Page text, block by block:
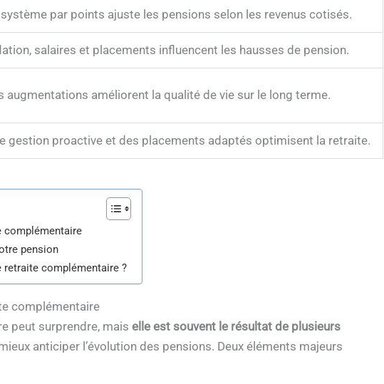
par points ajuste les pensions selon les revenus cotisés.
salaires et placements influencent les hausses de pension.
augmentations améliorent la qualité de vie sur le long terme.
gestion proactive et des placements adaptés optimisent la retraite.
complémentaire
pension
retraite complémentaire ?
complémentaire
peut surprendre, mais elle est souvent le résultat de plusieurs
anticiper l’évolution des pensions. Deux éléments majeurs